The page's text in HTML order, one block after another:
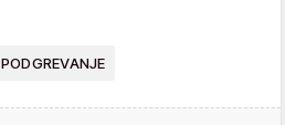
PODGREVANJE